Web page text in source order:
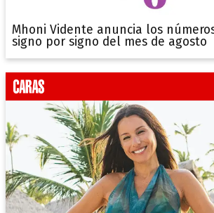
Mhoni Vidente anuncia los
signo por signo del mes de agosto